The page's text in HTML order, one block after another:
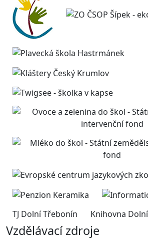
TJ Dolní Třebonín Knihovna
Vzdělávací zdroje